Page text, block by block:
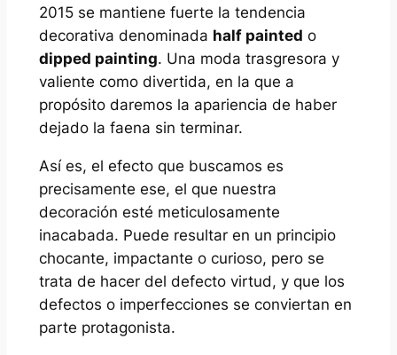
2015 se mantiene fuerte la tendencia
decorativa denominada half painted o
dipped painting. Una moda trasgresora y
valiente como divertida, en la que a
propósito daremos la apariencia de haber
dejado la faena sin terminar.
Así es, el efecto que buscamos es
precisamente ese, el que nuestra
decoración esté meticulosamente
inacabada. Puede resultar en un principio
chocante, impactante o curioso, pero se
trata de hacer del defecto virtud, y que los
defectos o imperfecciones se conviertan en
parte protagonista.